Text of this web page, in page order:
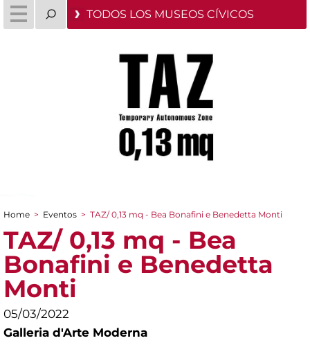
TODOS LOS MUSEOS CÍVICOS
You are here
Home > Eventos > TAZ/ 0,13 mq - Bea Bonafini e Benedetta Monti
TAZ/ 0,13 mq - Bea
Bonafini e Benedetta
Monti
05/03/2022
Galleria d'Arte Moderna